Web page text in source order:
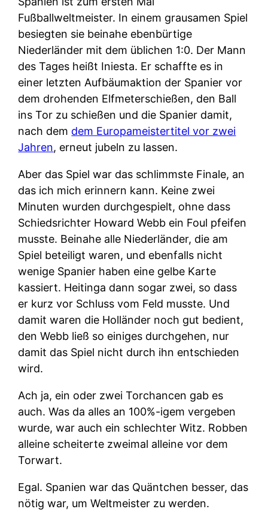
Fußballweltmeister. In einem grausamen Spiel
besiegten sie beinahe ebenbürtige
Niederländer mit dem üblichen 1:0. Der Mann
des Tages heißt Iniesta. Er schaffte es in
einer letzten Aufbäumaktion der Spanier vor
dem drohenden Elfmeterschießen, den Ball
ins Tor zu schießen und die Spanier damit,
nach dem dem Europameistertitel vor zwei
Jahren, erneut jubeln zu lassen.
Aber das Spiel war das schlimmste Finale, an
das ich mich erinnern kann. Keine zwei
Minuten wurden durchgespielt, ohne dass
Schiedsrichter Howard Webb ein Foul pfeifen
musste. Beinahe alle Niederländer, die am
Spiel beteiligt waren, und ebenfalls nicht
wenige Spanier haben eine gelbe Karte
kassiert. Heitinga dann sogar zwei, so dass
er kurz vor Schluss vom Feld musste. Und
damit waren die Holländer noch gut bedient,
den Webb ließ so einiges durchgehen, nur
damit das Spiel nicht durch ihn entschieden
wird.
Ach ja, ein oder zwei Torchancen gab es
auch. Was da alles an 100%-igem vergeben
wurde, war auch ein schlechter Witz. Robben
alleine scheiterte zweimal alleine vor dem
Torwart.
Egal. Spanien war das Quäntchen besser, das
nötig war, um Weltmeister zu werden.